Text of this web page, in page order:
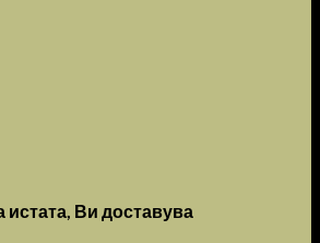
истата, Ви доставува